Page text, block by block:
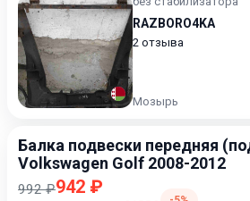
RAZBORO4KA
2 отзыва
Мозырь
Балка подвески передняя
Volkswagen Golf 2008-2012
992 ₽942 ₽